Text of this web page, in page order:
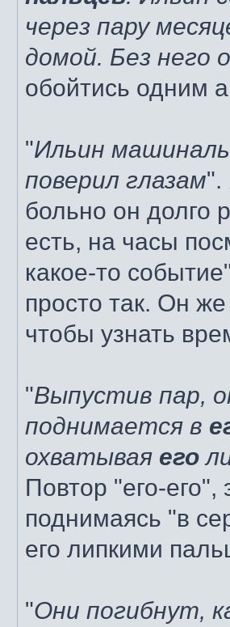
через пару
домой. Без него
обойтись одним
"Ильин
поверил глазам".
больно он долго
есть, на часы
какое-то
просто так. Он
чтобы узнать
"Выпустив пар,
поднимается в
охватывая его
Повтор "его-
поднимаясь "в
его липкими
"Они погибнут,